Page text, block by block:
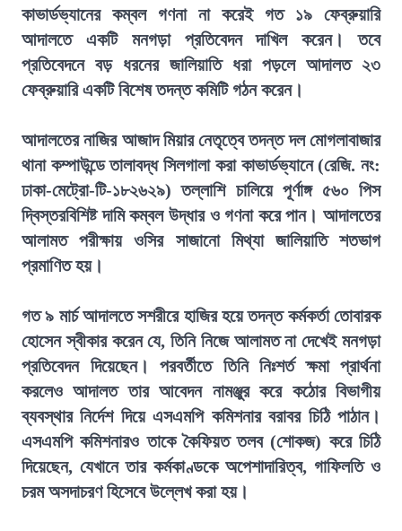
কাভার্ডভ্যানের কম্বল গণনা না করেই গত ১৯ ফেব্রুয়ারি
আদালতে একটি মনগড়া প্রতিবেদন দাখিল করেন। তবে
প্রতিবেদনে বড় ধরনের জালিয়াতি ধরা পড়লে আদালত ২৩
ফেব্রুয়ারি একটি বিশেষ তদন্ত কমিটি গঠন করেন।
আদালতের নাজির আজাদ মিয়ার নেতৃত্বে তদন্ত দল মোগলাবাজার
থানা কম্পাউন্ডে তালাবদ্ধ সিলগালা করা কাভার্ডভ্যানে (রেজি. নং:
ঢাকা-মেট্রো-টি-১৮২৬২৯) তল্লাশি চালিয়ে পূর্ণাঙ্গ ৫৬০ পিস
দ্বিস্তরবিশিষ্ট দামি কম্বল উদ্ধার ও গণনা করে পান। আদালতের
আলামত পরীক্ষায় ওসির সাজানো মিথ্যা জালিয়াতি শতভাগ
প্রমাণিত হয়।
গত ৯ মার্চ আদালতে সশরীরে হাজির হয়ে তদন্ত কর্মকর্তা তোবারক
হোসেন স্বীকার করেন যে, তিনি নিজে আলামত না দেখেই মনগড়া
প্রতিবেদন দিয়েছেন। পরবর্তীতে তিনি নিঃশর্ত ক্ষমা প্রার্থনা
করলেও আদালত তার আবেদন নামঞ্জুর করে কঠোর বিভাগীয়
ব্যবস্থার নির্দেশ দিয়ে এসএমপি কমিশনার বরাবর চিঠি পাঠান।
এসএমপি কমিশনারও তাকে কৈফিয়ত তলব (শোকজ) করে চিঠি
দিয়েছেন, যেখানে তার কর্মকাণ্ডকে অপেশাদারিত্ব, গাফিলতি ও
চরম অসদাচরণ হিসেবে উল্লেখ করা হয়।